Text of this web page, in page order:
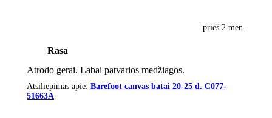
prieš 2 mėn.
Rasa
Atrodo gerai. Labai patvarios medžiagos.
Atsiliepimas apie: Barefoot canvas batai 20-25 d. C077-
51663A